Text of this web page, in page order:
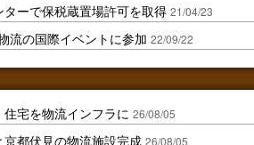
ーで保税蔵置場許可を取得 21/04/23
流の国際イベントに参加 22/09/22
宅を物流インフラに 26/08/05
都伏見の物流施設完成 26/08/05